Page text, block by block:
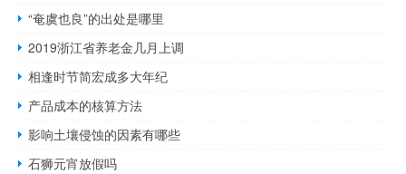
“奄虞也良”的出处是哪里
2019浙江省养老金几月上调
相逢时节简宏成多大年纪
产品成本的核算方法
影响土壤侵蚀的因素有哪些
石狮元宵放假吗